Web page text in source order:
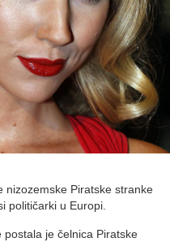
nizozemske Piratske stranke
političarki u Europi.
je čelnica Piratske